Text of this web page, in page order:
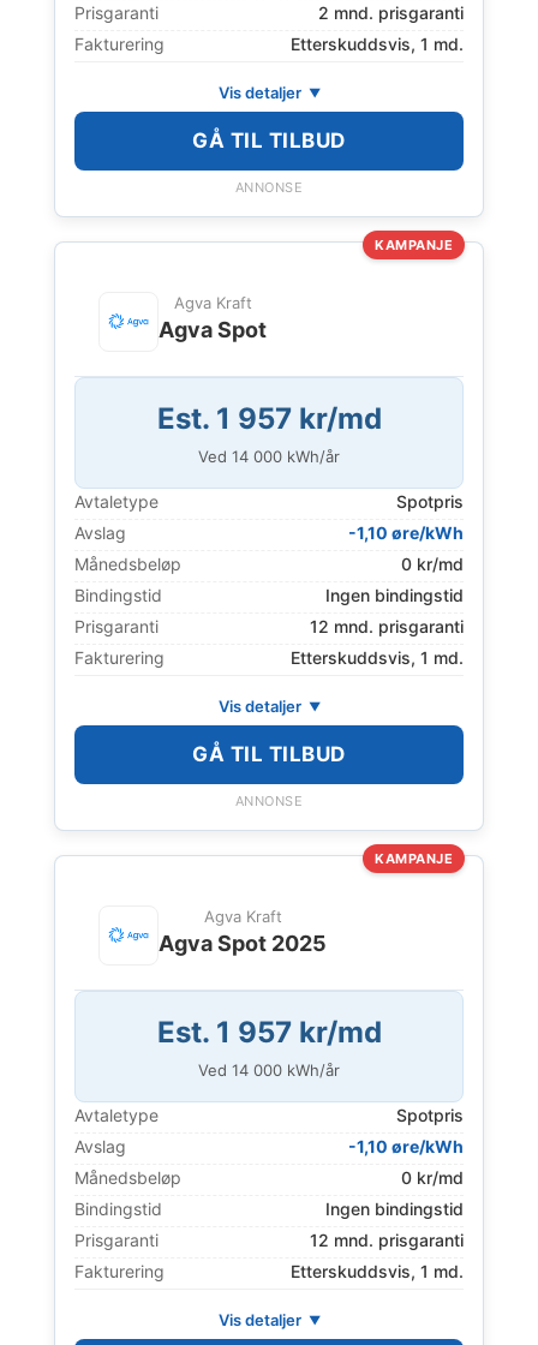
Prisgaranti
2 mnd. prisgaranti
Fakturering
Etterskuddsvis, 1 md.
Vis detaljer
GÅ TIL TILBUD
ANNONSE
KAMPANJE
Agva Kraft
Agva Spot
Est. 1 957 kr/md
Ved 14 000 kWh/år
Avtaletype
Spotpris
Avslag
-1,10 øre/kWh
Månedsbeløp
0 kr/md
Bindingstid
Ingen bindingstid
Prisgaranti
12 mnd. prisgaranti
Fakturering
Etterskuddsvis, 1 md.
Vis detaljer
GÅ TIL TILBUD
ANNONSE
KAMPANJE
Agva Kraft
Agva Spot 2025
Est. 1 957 kr/md
Ved 14 000 kWh/år
Avtaletype
Spotpris
Avslag
-1,10 øre/kWh
Månedsbeløp
0 kr/md
Bindingstid
Ingen bindingstid
Prisgaranti
12 mnd. prisgaranti
Fakturering
Etterskuddsvis, 1 md.
Vis detaljer